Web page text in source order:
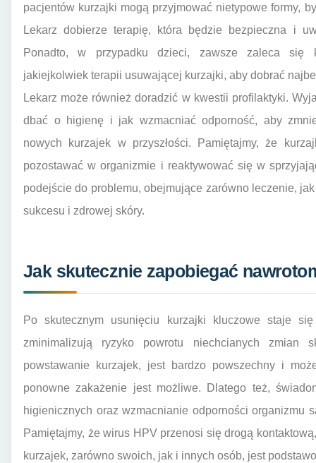
pacjentów kurzajki mogą przyjmować nietypowe formy,
Lekarz dobierze terapię, która będzie bezpieczna i
Ponadto, w przypadku dzieci, zawsze zaleca się
jakiejkolwiek terapii usuwającej kurzajki, aby dobrać
Lekarz może również doradzić w kwestii profilaktyki.
dbać o higienę i jak wzmacniać odporność, aby
nowych kurzajek w przyszłości. Pamiętajmy, że
pozostawać w organizmie i reaktywować się w
podejście do problemu, obejmujące zarówno leczenie,
sukcesu i zdrowej skóry.
Jak skutecznie zapobiegać
Po skutecznym usunięciu kurzajki kluczowe staje
zminimalizują ryzyko powrotu niechcianych zmian
powstawanie kurzajek, jest bardzo powszechny i
ponowne zakażenie jest możliwe. Dlatego też,
higienicznych oraz wzmacnianie odporności organizmu
Pamiętajmy, że wirus HPV przenosi się drogą
kurzajek, zarówno swoich, jak i innych osób, jest